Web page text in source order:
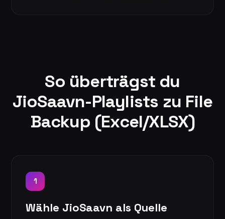
So überträgst du
JioSaavn-Playlists zu File
Backup (Excel/XLSX)
1
Wähle JioSaavn als Quelle